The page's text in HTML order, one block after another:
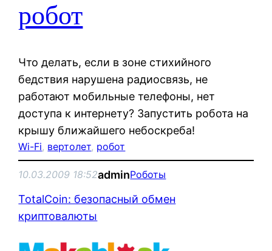
робот
Что делать, если в зоне стихийного
бедствия нарушена радиосвязь, не
работают мобильные телефоны, нет
доступа к интернету? Запустить робота на
крышу ближайшего небоскреба!
Wi-Fi, вертолет, робот
10.03.2009 18:52adminРоботы
TotalCoin: безопасный обмен
криптовалюты